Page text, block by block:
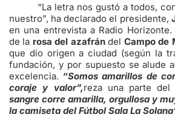
“La letra nos gustó a todos,
nuestro”, ha declarado el presidente,
en una entrevista a Radio
de la rosa del azafrándel Campo de
que dio origen a ciudad (según la
fundación, y por supuesto se alude
excelencia. “Somos amarillos de
coraje y valor”,reza una parte del
sangre corre amarilla, orgullosa y
la camiseta del Fútbol Sala La